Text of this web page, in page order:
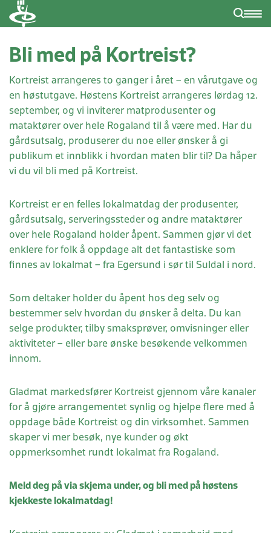
Bli med på Kortreist?
Kortreist arrangeres to ganger i året – en vårutgave og
en høstutgave. Høstens Kortreist arrangeres lørdag 12.
september, og vi inviterer matprodusenter og
mataktører over hele Rogaland til å være med. Har du
gårdsutsalg, produserer du noe eller ønsker å gi
publikum et innblikk i hvordan maten blir til? Da håper
vi du vil bli med på Kortreist.
Kortreist er en felles lokalmatdag der produsenter,
gårdsutsalg, serveringssteder og andre mataktører
over hele Rogaland holder åpent. Sammen gjør vi det
enklere for folk å oppdage alt det fantastiske som
finnes av lokalmat – fra Egersund i sør til Suldal i nord.
Som deltaker holder du åpent hos deg selv og
bestemmer selv hvordan du ønsker å delta. Du kan
selge produkter, tilby smaksprøver, omvisninger eller
aktiviteter – eller bare ønske besøkende velkommen
innom.
Gladmat markedsfører Kortreist gjennom våre kanaler
for å gjøre arrangementet synlig og hjelpe flere med å
oppdage både Kortreist og din virksomhet. Sammen
skaper vi mer besøk, nye kunder og økt
oppmerksomhet rundt lokalmat fra Rogaland.
Meld deg på via skjema under, og bli med på høstens
kjekkeste lokalmatdag!